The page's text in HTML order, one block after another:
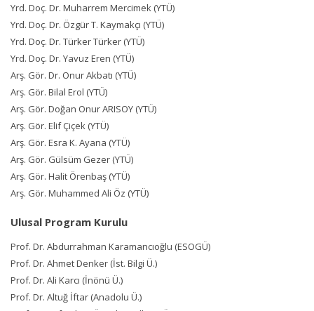
Ulaşım
İletişim
Yrd. Doç. Dr. Muharrem Mercimek (YTÜ)
Yrd. Doç. Dr. Özgür T. Kaymakçı (YTÜ)
Yrd. Doç. Dr. Türker Türker (YTÜ)
Yrd. Doç. Dr. Yavuz Eren (YTÜ)
Arş. Gör. Dr. Onur Akbatı (YTÜ)
Arş. Gör. Bilal Erol (YTÜ)
Arş. Gör. Doğan Onur ARISOY (YTÜ)
Arş. Gör. Elif Çiçek (YTÜ)
Arş. Gör. Esra K. Ayana (YTÜ)
Arş. Gör. Gülsüm Gezer (YTÜ)
Arş. Gör. Halit Örenbaş (YTÜ)
Arş. Gör. Muhammed Ali Öz (YTÜ)
Ulusal Program Kurulu
Prof. Dr. Abdurrahman Karamancıoğlu (ESOGÜ)
Prof. Dr. Ahmet Denker (İst. Bilgi Ü.)
Prof. Dr. Ali Karcı (İnönü Ü.)
Prof. Dr. Altuğ İftar (Anadolu Ü.)